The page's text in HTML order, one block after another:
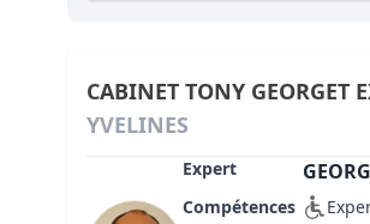
CABINET TONY GEORGET
YVELINES
Expert
Compétences